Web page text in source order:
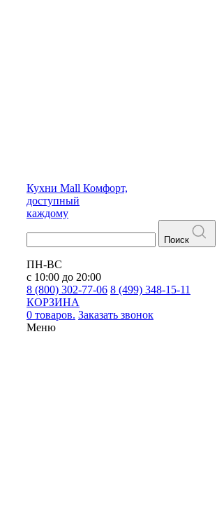
Кухни Mall Комфорт,
доступный
каждому
Поиск
ПН-ВС
с 10:00 до 20:00
8 (800) 302-77-06 8 (499) 348-15-11
КОРЗИНА
0 товаров. Заказать звонок
Меню